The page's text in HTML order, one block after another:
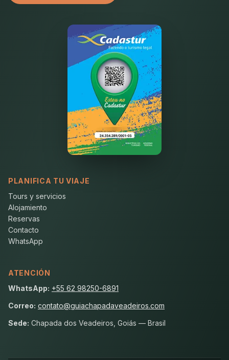
PLANIFICA TU VIAJE
Tours y servicios
Alojamiento
Reservas
Contacto
WhatsApp
ATENCIÓN
WhatsApp: +55 62 98250-6891
Correo: contato@guiachapadaveadeiros.com
Sede: Chapada dos Veadeiros, Goiás — Brasil